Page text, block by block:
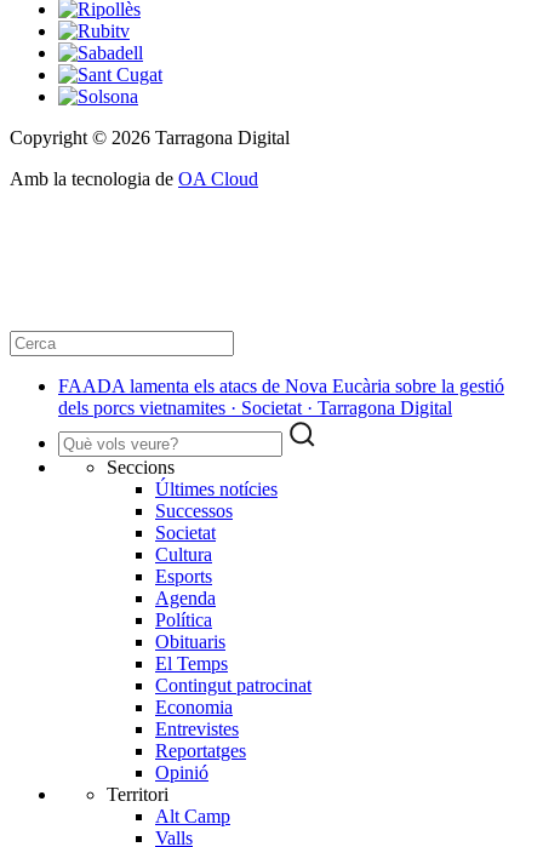
Copyright © 2026 Tarragona Digital
Amb la tecnologia de OA Cloud
FAADA lamenta els atacs de Nova Eucària sobre la gestió
dels porcs vietnamites · Societat · Tarragona Digital
Seccions
Últimes notícies
Successos
Societat
Cultura
Esports
Agenda
Política
Obituaris
El Temps
Contingut patrocinat
Economia
Entrevistes
Reportatges
Opinió
Territori
Alt Camp
Valls